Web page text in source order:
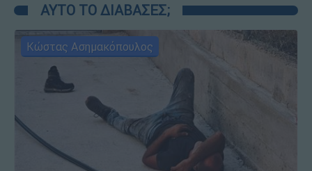
ΑΥΤΟ ΤΟ ΔΙΑΒΑΣΕΣ;
Κώστας Ασημακόπουλος